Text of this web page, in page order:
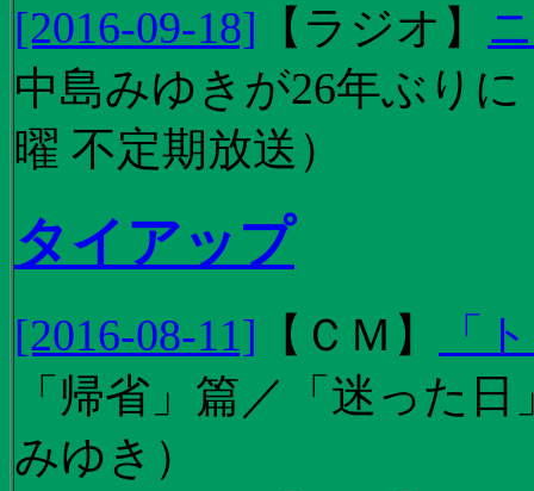
[2016-09-18] 【 ラジオ 】
中島みゆきが26年ぶり
曜 不定期放送）
タイアップ
[2016-08-11] 【 ＣＭ 】
「
「帰省」篇／「迷った
みゆき）